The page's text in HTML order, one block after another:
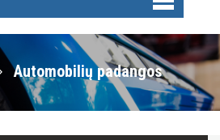
Automobilių padangos